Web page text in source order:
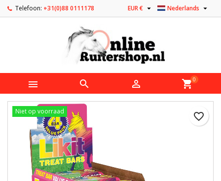
Telefoon: +31(0)88 0111178 Nederlands 
EUR € 
   shopping_cart0
favorite_border
Niet op voorraad